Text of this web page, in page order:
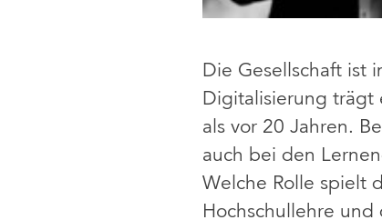
Die Gesellschaft ist
Digitalisierung trägt
als vor 20 Jahren.
auch bei den
Welche Rolle spielt
Hochschullehre